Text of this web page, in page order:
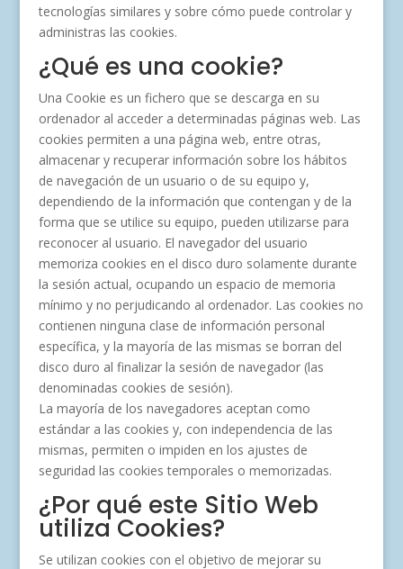
tecnologías similares y sobre cómo puede controlar y
administras las cookies.
¿Qué es una cookie?
Una Cookie es un fichero que se descarga en su
ordenador al acceder a determinadas páginas web. Las
cookies permiten a una página web, entre otras,
almacenar y recuperar información sobre los hábitos
de navegación de un usuario o de su equipo y,
dependiendo de la información que contengan y de la
forma que se utilice su equipo, pueden utilizarse para
reconocer al usuario. El navegador del usuario
memoriza cookies en el disco duro solamente durante
la sesión actual, ocupando un espacio de memoria
mínimo y no perjudicando al ordenador. Las cookies no
contienen ninguna clase de información personal
específica, y la mayoría de las mismas se borran del
disco duro al finalizar la sesión de navegador (las
denominadas cookies de sesión).
La mayoría de los navegadores aceptan como
estándar a las cookies y, con independencia de las
mismas, permiten o impiden en los ajustes de
seguridad las cookies temporales o memorizadas.
¿Por qué este Sitio Web
utiliza Cookies?
Se utilizan cookies con el objetivo de mejorar su